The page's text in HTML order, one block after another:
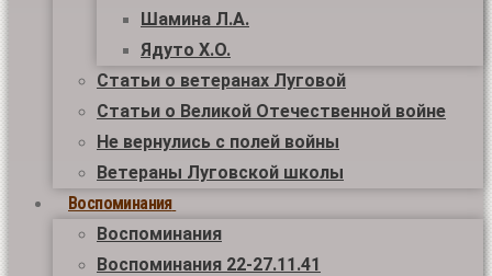
Шамина Л.А.
Ядуто Х.О.
Статьи о ветеранах Луговой
Статьи о Великой Отечественной войне
Не вернулись с полей войны
Ветераны Луговской школы
Воспоминания
Воспоминания
Воспоминания 22-27.11.41